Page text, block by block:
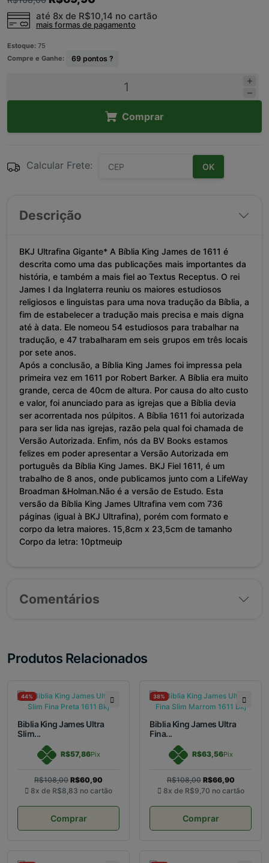
até 8x de R$10,14 no cartão
mais formas de pagamento
Estoque: 75
Compre e Ganhe:
69 pontos ?
Comprar
Calcular Frete: OK
Descrição
BKJ Ultrafina Gigante* A Bíblia King James de 1611 é
descrita como uma das publicações mais importantes da
história, e também a mais fiel ao Textus Receptus. O rei
James I da Inglaterra reuniu os maiores estudiosos
religiosos e linguistas para uma nova tradução da Bíblia, a
fim de estabelecer a tradução mais precisa e mais digna
até à data. Ele nomeou 54 estudiosos para trabalhar na
tradução, e 47 trabalharam em seis grupos em três locais
por sete anos.
Após a conclusão, a Bíblia King James foi impressa pela
primeira vez em 1611 por Robert Barker. A Bíblia era muito
grande, cerca de 40cm de altura. Por causa do alto custo
e valor, foi anunciado para as igrejas que a Bíblia devia
ser acorrentada nos púlpitos. A Bíblia 1611 foi autorizada
para ser lida nas igrejas, razão pela qual foi chamada de
Versão Autorizada. Enfim, nós da BV Books estamos
felizes em poder apresentar a Versão Autorizada em
português da Bíblia King James. BKJ Fiel 1611, é um
trabalho de 8 anos, onde publicamos junto com a LifeWay
Broadman &Holman.Não é a versão de Estudo. Esta
versão da Bíblia King James Ultrafina vem com 736
páginas (igual à BKJ Ultrafina), porém com formato e
corpo da letra maiores. 15,8cm x 23,5cm de tamanho
Corpo da letra: 10ptmeuip
Comentários
Produtos Relacionados
44%
Biblia King James Ultra
Slim...
R$57,86Pix
R$108,00 R$60,90
8x de R$8,83 no cartão
Comprar
38%
Biblia King James Ultra
Fina...
R$63,56Pix
R$108,00 R$66,90
8x de R$9,70 no cartão
Comprar